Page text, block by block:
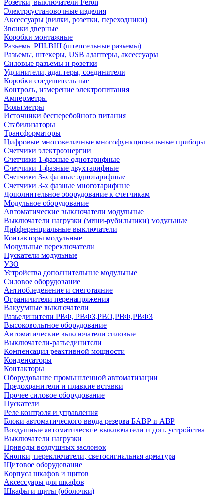
Розетки, выключатели Feron
Электроустановочные изделия
Аксессуары (вилки, розетки, переходники)
Звонки дверные
Коробки монтажные
Разъемы РШ-ВШ (штепсельные разьемы)
Разъемы, штекеры, USB адаптеры, аксессуары
Силовые разъемы и розетки
Удлинители, адаптеры, соединители
Коробки соединительные
Контроль, измерение электропитания
Амперметры
Вольтметры
Источники бесперебойного питания
Стабилизаторы
Трансформаторы
Цифровые многовеличные многофункциональные приборы
Счетчики электроэнергии
Счетчики 1-фазные однотарифные
Счетчики 1-фазные двухтарифные
Счетчики 3-х фазные однотарифные
Счетчики 3-х фазные многотарифные
Дополнительное оборудование к счетчикам
Модульное оборудование
Автоматические выключатели модульные
Выключатели нагрузки (мини-рубильники) модульные
Дифференциальные выключатели
Контакторы модульные
Модульные переключатели
Пускатели модульные
УЗО
Устройства дополнительные модульные
Силовое оборудование
Антиобледенение и снеготаяние
Ограничители перенапряжения
Вакуумные выключатели
Разъединители РВФ, РВФЗ,РВО,РВФ,РВФЗ
Высоковольтное оборудование
Автоматические выключатели cиловые
Выключатели-разъединители
Компенсация реактивной мощности
Конденсаторы
Контакторы
Оборудование промышленной автоматизации
Предохранители и плавкие вставки
Прочее силовое оборудование
Пускатели
Реле контроля и управления
Блоки автоматического ввода резерва БАВР и АВР
Воздушные автоматические выключатели и доп. устройства
Выключатели нагрузки
Приводы воздушных заслонок
Кнопки, переключатели, светосигнальная арматура
Щитовое оборудование
Корпуса шкафов и щитов
Аксессуары для шкафов
Шкафы и щиты (оболочки)